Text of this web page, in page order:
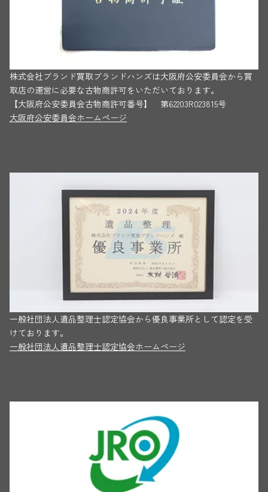
株式会社ブランド買取ブランドハンズは大阪府公安委員会から買
取店の運営に必要な古物商許可をいただいております。
【大阪府公安委員会古物商許可番号】 第62203R023815号
大阪府公安委員会ホームページ
一般社団法人遺品整理士認定協会から優良事業所として認定を受
けております。
一般社団法人遺品整理士認定協会ホームページ